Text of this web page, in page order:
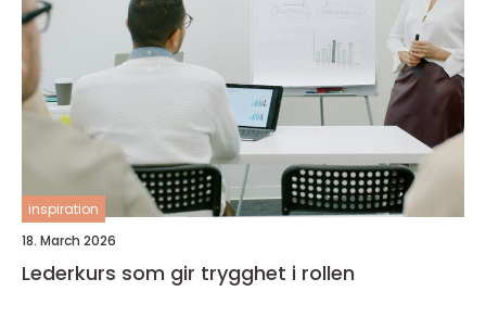
inspiration
18. March 2026
Lederkurs som gir trygghet i rollen